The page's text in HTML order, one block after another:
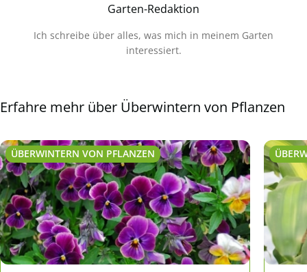
Garten-Redaktion
Ich schreibe über alles, was mich in meinem Garten
interessiert.
Erfahre mehr über Überwintern von Pflanzen
ÜBERWINTERN VON PFLANZEN